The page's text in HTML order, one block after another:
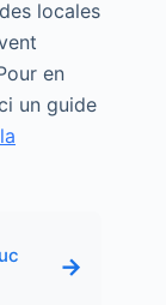
locales
en
un guide
→